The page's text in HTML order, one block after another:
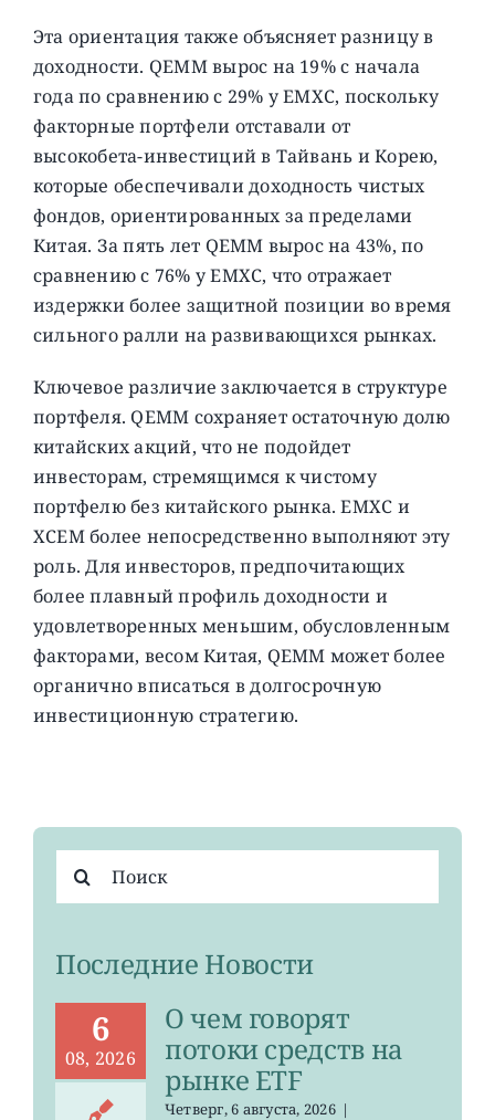
Эта ориентация также объясняет разницу в
доходности. QEMM вырос на 19% с начала
года по сравнению с 29% у EMXC, поскольку
факторные портфели отставали от
высокобета-инвестиций в Тайвань и Корею,
которые обеспечивали доходность чистых
фондов, ориентированных за пределами
Китая. За пять лет QEMM вырос на 43%, по
сравнению с 76% у EMXC, что отражает
издержки более защитной позиции во время
сильного ралли на развивающихся рынках.
Ключевое различие заключается в структуре
портфеля. QEMM сохраняет остаточную долю
китайских акций, что не подойдет
инвесторам, стремящимся к чистому
портфелю без китайского рынка. EMXC и
XCEM более непосредственно выполняют эту
роль. Для инвесторов, предпочитающих
более плавный профиль доходности и
удовлетворенных меньшим, обусловленным
факторами, весом Китая, QEMM может более
органично вписаться в долгосрочную
инвестиционную стратегию.
поиска:
Последние Новости
6
08, 2026
О чем говорят
потоки средств на
рынке ETF
Четверг, 6 августа, 2026 |